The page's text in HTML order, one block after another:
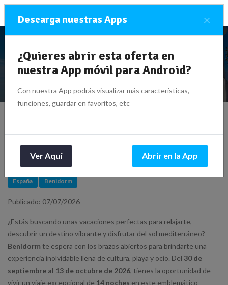
Viaje de 14 días a Benidorm por 172€/noche (2
pers.) 3 estrellas
por 172€/noche (2 pers.) 3
estrellas
España Benidorm
Publicado: 07/07/2026
¿Estás buscando unas vacaciones perfectas para relajarte,
descubrir un destino vibrante y disfrutar del sol mediterráneo?
Benidorm te espera con los brazos abiertos para brindarte una
experiencia inolvidable llena de cultura, playa y ocio. Del 30 de
septiembre al 13 de octubre de 2026, tienes la oportunidad de
vivir un viaje excepcional de 14 noches en este emblemático
Descarga nuestras Apps ×
¿Quieres abrir esta oferta en
nuestra App móvil para Android?
Con nuestra App podrás visualizar más características,
funciones, guardar en favoritos, etc
Ver Aquí Abrir en la App